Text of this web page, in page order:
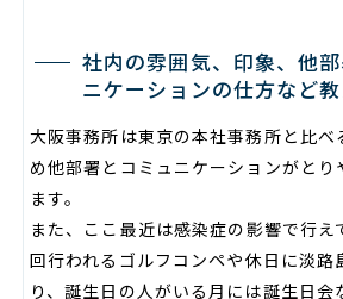
社内の雰囲気、印象、他
ニケーションの仕方など教
大阪事務所は東京の本社事務所と比べ
め他部署とコミュニケーションがとり
ます。
また、ここ最近は感染症の影響で行え
回行われるゴルフコンペや休日に淡路
り、誕生日の人がいる月には誕生日会